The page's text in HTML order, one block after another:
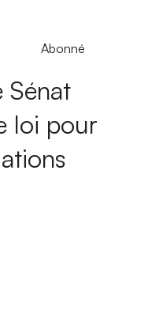
Abonné
Sénat
loi pour